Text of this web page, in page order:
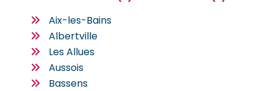
Aix-les-Bains
Albertville
Les Allues
Aussois
Bassens